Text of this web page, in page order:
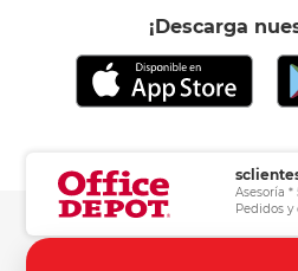
¡Descarga
Asesoría *
Pedidos y